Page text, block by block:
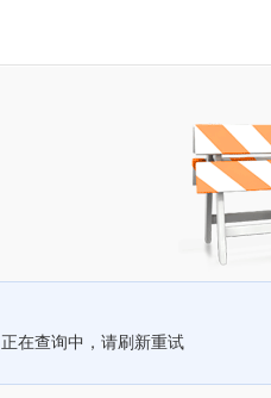
正在查询中，请刷新重试